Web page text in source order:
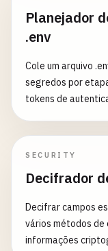
Planejador
.env
Cole um arquivo
segredos por
tokens de
rotação e
SECURITY
Decifrador
Decifrar campos
vários métodos
informações